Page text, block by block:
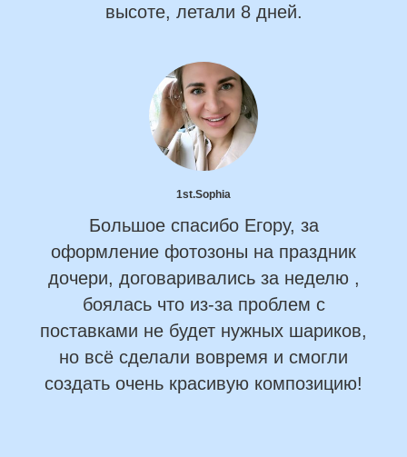
высоте, летали 8 дней.
1st.Sophia
Большое спасибо Егору, за
оформление фотозоны на праздник
дочери, договаривались за неделю ,
боялась что из-за проблем с
поставками не будет нужных шариков,
но всё сделали вовремя и смогли
создать очень красивую композицию!